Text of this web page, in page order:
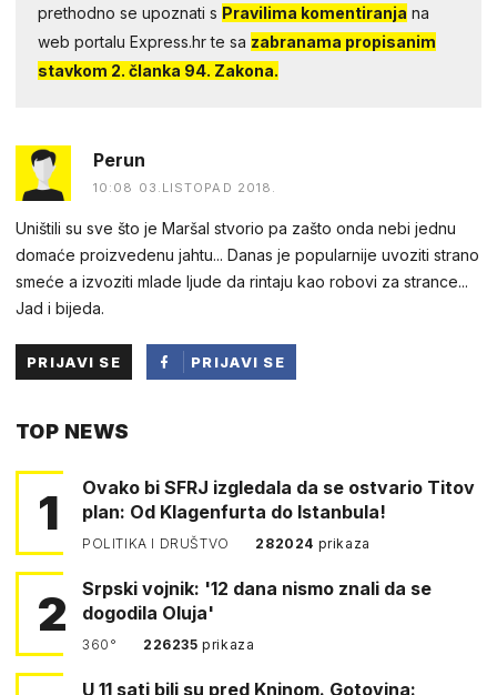
prethodno se upoznati s Pravilima komentiranja na
web portalu Express.hr te sa zabranama propisanim
stavkom 2. članka 94. Zakona.
Perun
10:08 03.LISTOPAD 2018.
Uništili su sve što je Maršal stvorio pa zašto onda nebi jednu
domaće proizvedenu jahtu... Danas je popularnije uvoziti strano
smeće a izvoziti mlade ljude da rintaju kao robovi za strance...
Jad i bijeda.
PRIJAVI SE
PRIJAVI SE
TOP NEWS
1
Ovako bi SFRJ izgledala da se ostvario Titov
plan: Od Klagenfurta do Istanbula!
POLITIKA I DRUŠTVO 282024 prikaza
2
Srpski vojnik: '12 dana nismo znali da se
dogodila Oluja'
360° 226235prikaza
U 11 sati bili su pred Kninom. Gotovina: